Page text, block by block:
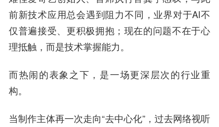
前新技术应用总会遇到阻力不同，业界对于AI不
仅普遍接受、更积极拥抱；现在的问题不在于心
理抵触，而是技术掌握能力。
而热闹的表象之下，是一场更深层次的行业重
构。
当制作主体再一次走向“去中心化”，过去网络视听